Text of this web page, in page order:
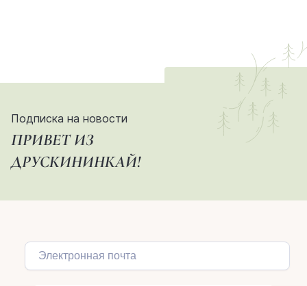
Подписка на новости
ПРИВЕТ ИЗ
ДРУСКИНИНКАЙ!